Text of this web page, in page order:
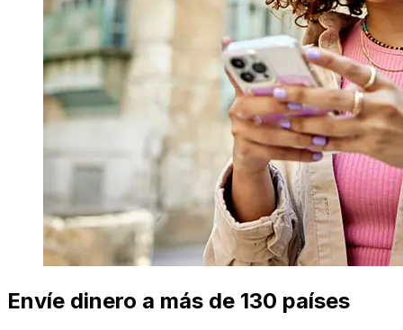
Envíe dinero a más de 130 países